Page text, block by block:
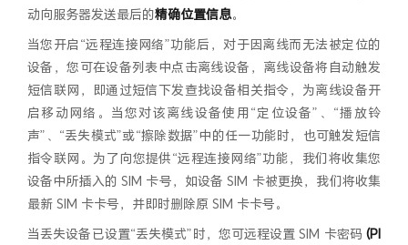
动向服务器发送最后的精确位置信息。
当您开启“远程连接网络”功能后，对于因离线而无法被定位的
设备，您可在设备列表中点击离线设备，离线设备将自动触发
短信联网，即通过短信下发查找设备相关指令，为离线设备开
启移动网络。当您对该离线设备使用“定位设备”、“播放铃
声”、“丢失模式”或“擦除数据”中的任一功能时，也可触发短信
指令联网。为了向您提供“远程连接网络”功能，我们将收集您
设备中所插入的 SIM 卡号，如设备 SIM 卡被更换，我们将收集
最新 SIM 卡卡号，并即时删除原 SIM 卡卡号。
当丢失设备已设置“丢失模式”时，您可远程设置 SIM 卡密码 (PI